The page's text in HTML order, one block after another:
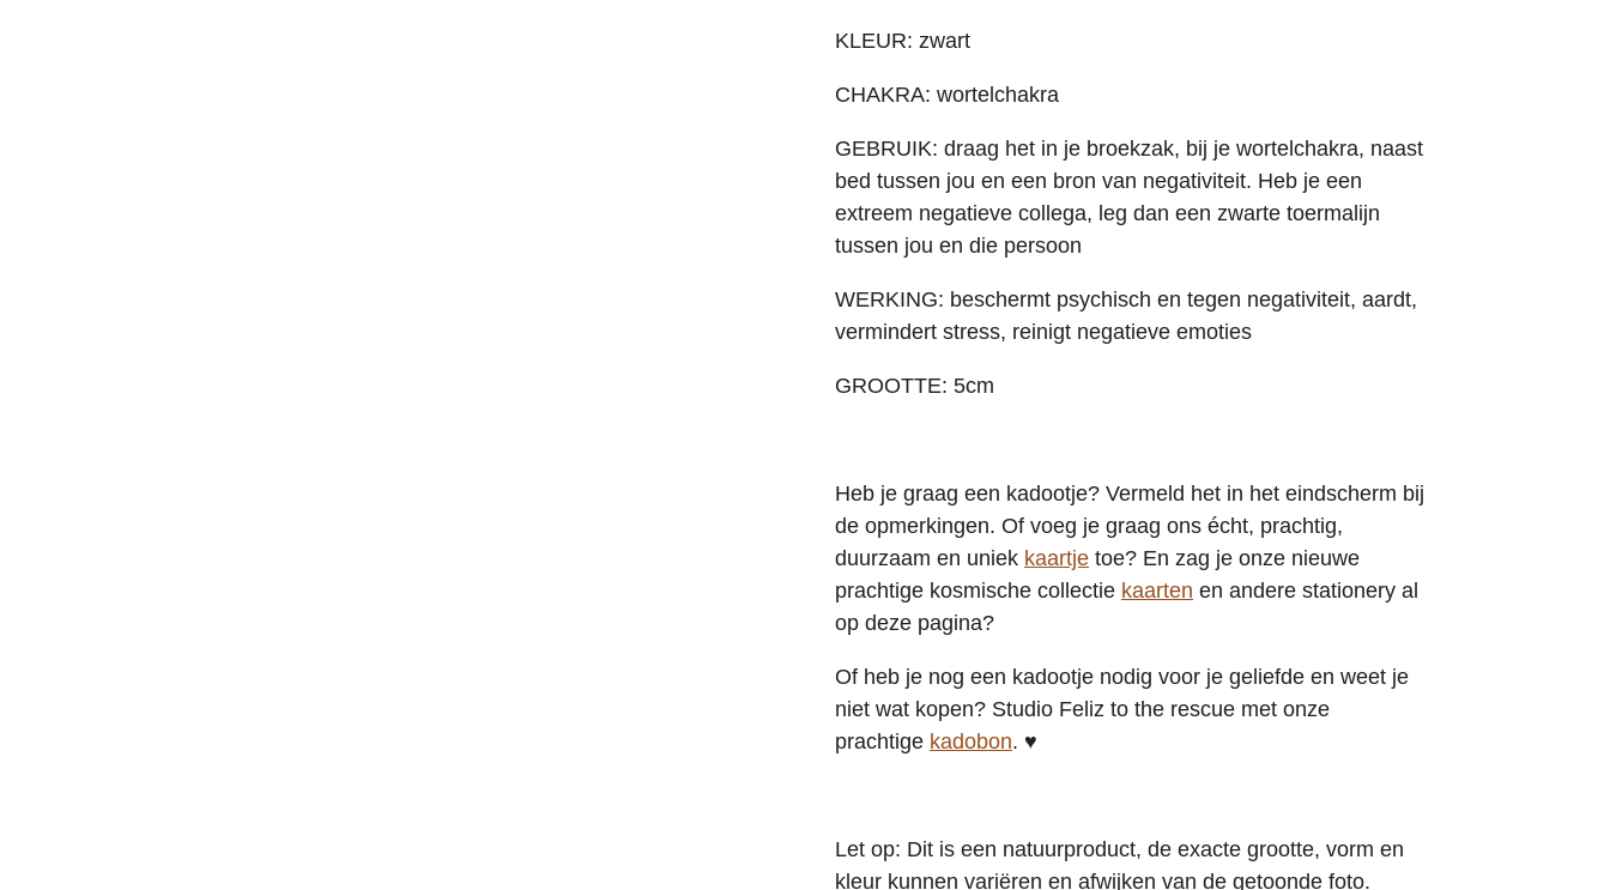
KLEUR: zwart
CHAKRA: wortelchakra
GEBRUIK: draag het in je broekzak, bij je wortelchakra, naast
bed tussen jou en een bron van negativiteit. Heb je een
extreem negatieve collega, leg dan een zwarte toermalijn
tussen jou en die persoon
WERKING: beschermt psychisch en tegen negativiteit, aardt,
vermindert stress, reinigt negatieve emoties
GROOTTE: 5cm
Heb je graag een kadootje? Vermeld het in het eindscherm bij
de opmerkingen. Of voeg je graag ons écht, prachtig,
duurzaam en uniek kaartje toe? En zag je onze nieuwe
prachtige kosmische collectie kaarten en andere stationery al
op deze pagina?
Of heb je nog een kadootje nodig voor je geliefde en weet je
niet wat kopen? Studio Feliz to the rescue met onze
prachtige kadobon. ♥
Let op: Dit is een natuurproduct, de exacte grootte, vorm en
kleur kunnen variëren en afwijken van de getoonde foto.